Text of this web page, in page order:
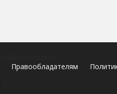
Правообладателям